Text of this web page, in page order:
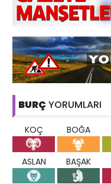
BURÇ YORUMLARI
KOÇ BOĞA
ASLAN BAŞAK